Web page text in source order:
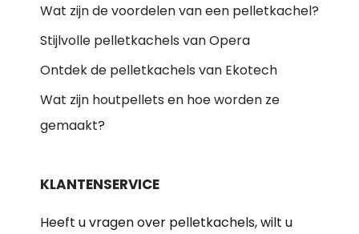
Wat zijn de voordelen van een pelletkachel?
Stijlvolle pelletkachels van Opera
Ontdek de pelletkachels van Ekotech
Wat zijn houtpellets en hoe worden ze
gemaakt?
KLANTENSERVICE
Heeft u vragen over pelletkachels, wilt u